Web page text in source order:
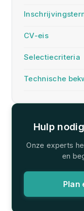
CV-eis
Selectiecriteria
Technische
Hulp
Onze experts
en
Plan